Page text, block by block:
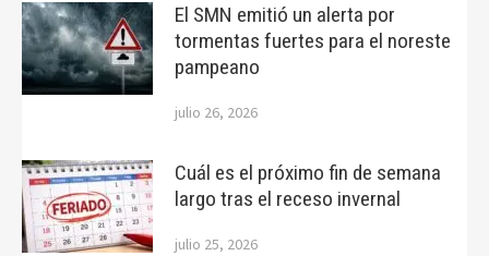
El SMN emitió un alerta por
tormentas fuertes para el noreste
pampeano
julio 26, 2026
Cuál es el próximo fin de semana
largo tras el receso invernal
julio 25, 2026